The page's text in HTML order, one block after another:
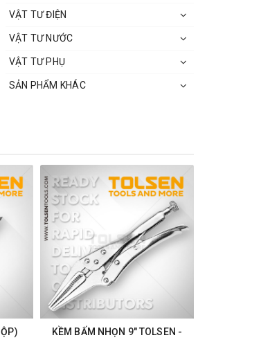
VẬT TƯ ĐIỆN
VẬT TƯ NƯỚC
VẬT TƯ PHỤ
SẢN PHẨM KHÁC
KỀM BẤM NHỌN 9" TOLSEN -